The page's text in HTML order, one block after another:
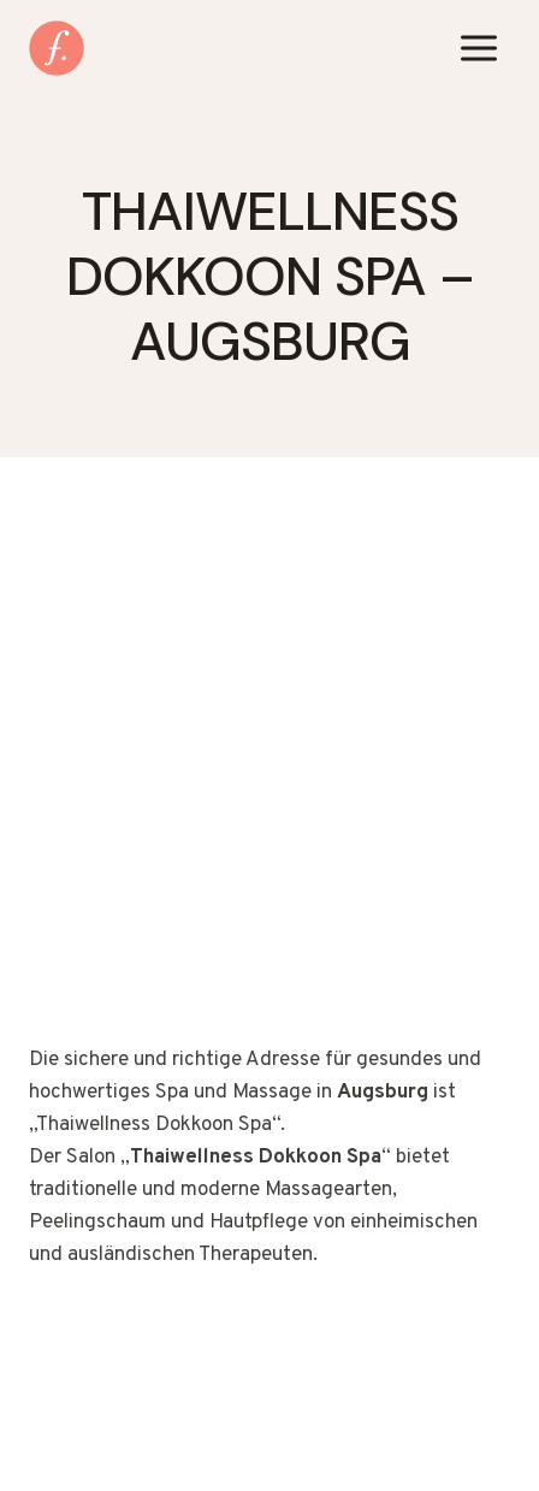
Inhalt
springen
THAIWELLNESS
DOKKOON SPA –
AUGSBURG
Die sichere und richtige Adresse für gesundes und
hochwertiges Spa und Massage in Augsburg ist
„Thaiwellness Dokkoon Spa“.
Der Salon „Thaiwellness Dokkoon Spa“ bietet
traditionelle und moderne Massagearten,
Peelingschaum und Hautpflege von einheimischen
und ausländischen Therapeuten.